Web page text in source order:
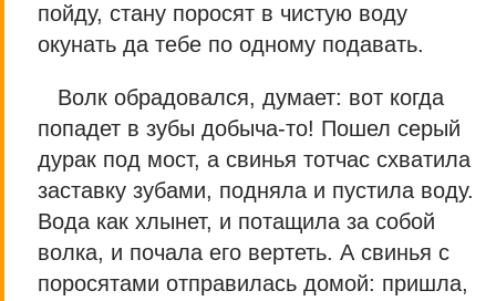
пойду, стану поросят в чистую воду
окунать да тебе по одному подавать.
Волк обрадовался, думает: вот когда
попадет в зубы добыча-то! Пошел серый
дурак под мост, а свинья тотчас схватила
заставку зубами, подняла и пустила воду.
Вода как хлынет, и потащила за собой
волка, и почала его вертеть. А свинья с
поросятами отправилась домой: пришла,